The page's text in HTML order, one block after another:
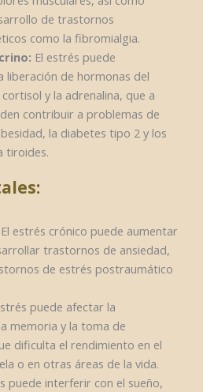
de trastornos
como la fibromialgia.
El estrés puede
liberación de hormonas del
y la adrenalina, que a
contribuir a problemas de
la diabetes tipo 2 y los
tiroides.
El estrés crónico puede aumentar
trastornos de ansiedad,
de estrés postraumático
puede afectar la
memoria y la toma de
dificulta el rendimiento en el
o en otras áreas de la vida.
puede interferir con el sueño,